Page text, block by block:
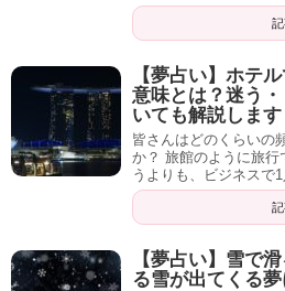
【夢占い】ホテ
意味とは？迷う
いても解説します
皆さんはどのくらいの
か？ 旅館のように旅
うよりも、ビジネスで
【夢占い】雪で
る雪が出てくる